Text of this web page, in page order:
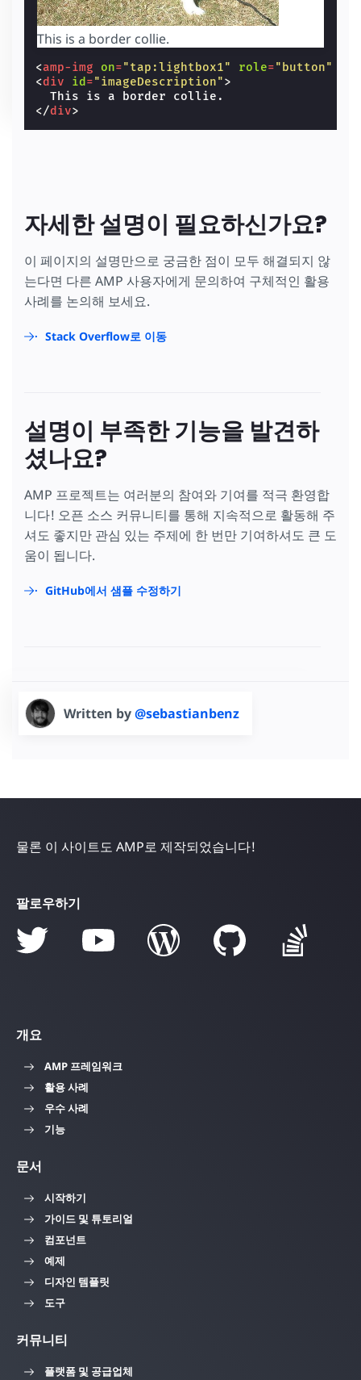
This is a border collie.
<amp-img on="tap:lightbox1" role="button"
<div id ="imageDescription">
</div>
자세한 설명이 필요하신가요?
이 페이지의 설명만으로 궁금한 점이 모두 해결되지 않
는다면 다른 AMP 사용자에게 문의하여 구체적인 활용
사례를 논의해 보세요.
Stack Overflow로 이동
설명이 부족한 기능을 발견하
셨나요?
AMP 프로젝트는 여러분의 참여와 기여를 적극 환영합
니다! 오픈 소스 커뮤니티를 통해 지속적으로 활동해 주
셔도 좋지만 관심 있는 주제에 한 번만 기여하셔도 큰 도
움이 됩니다.
GitHub에서 샘플 수정하기
Written by@sebastianbenz
물론 이 사이트도 AMP로 제작되었습니다!
팔로우하기
개요
AMP 프레임워크
활용 사례
우수 사례
기능
문서
시작하기
가이드 및 튜토리얼
컴포넌트
예제
디자인 템플릿
도구
커뮤니티
플랫폼 및 공급업체